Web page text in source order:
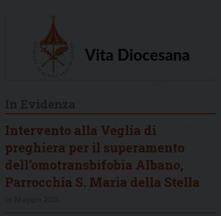
Intervento alla Veglia di
preghiera per il superamento
dell’omotransbifobia Albano,
Parrocchia S. Maria della Stella